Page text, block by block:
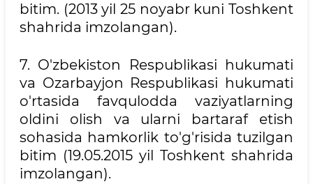
bitim. (2013 yil 25 noyabr kuni Toshkent
shahrida imzolangan).
7. O'zbekiston Respublikasi hukumati
va Ozarbayjon Respublikasi hukumati
o'rtasida favqulodda vaziyatlarning
oldini olish va ularni bartaraf etish
sohasida hamkorlik to'g'risida tuzilgan
bitim (19.05.2015 yil Toshkent shahrida
imzolangan).